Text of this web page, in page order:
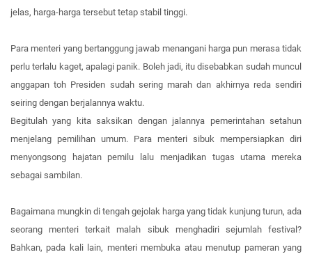
jelas, harga-harga tersebut tetap stabil tinggi.
Para menteri yang bertanggung jawab menangani harga pun merasa tidak
perlu terlalu kaget, apalagi panik. Boleh jadi, itu disebabkan sudah muncul
anggapan toh Presiden sudah sering marah dan akhirnya reda sendiri
seiring dengan berjalannya waktu.
Begitulah yang kita saksikan dengan jalannya pemerintahan setahun
menjelang pemilihan umum. Para menteri sibuk mempersiapkan diri
menyongsong hajatan pemilu lalu menjadikan tugas utama mereka
sebagai sambilan.
Bagaimana mungkin di tengah gejolak harga yang tidak kunjung turun, ada
seorang menteri terkait malah sibuk menghadiri sejumlah festival?
Bahkan, pada kali lain, menteri membuka atau menutup pameran yang